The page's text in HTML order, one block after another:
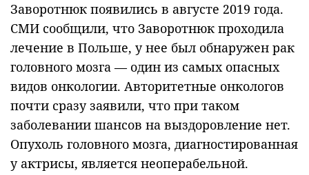
Заворотнюк появились в августе 2019 года.
СМИ сообщили, что Заворотнюк проходила
лечение в Польше, у нее был обнаружен рак
головного мозга — один из самых опасных
видов онкологии. Авторитетные онкологов
почти сразу заявили, что при таком
заболевании шансов на выздоровление нет.
Опухоль головного мозга, диагностированная
у актрисы, является неоперабельной.